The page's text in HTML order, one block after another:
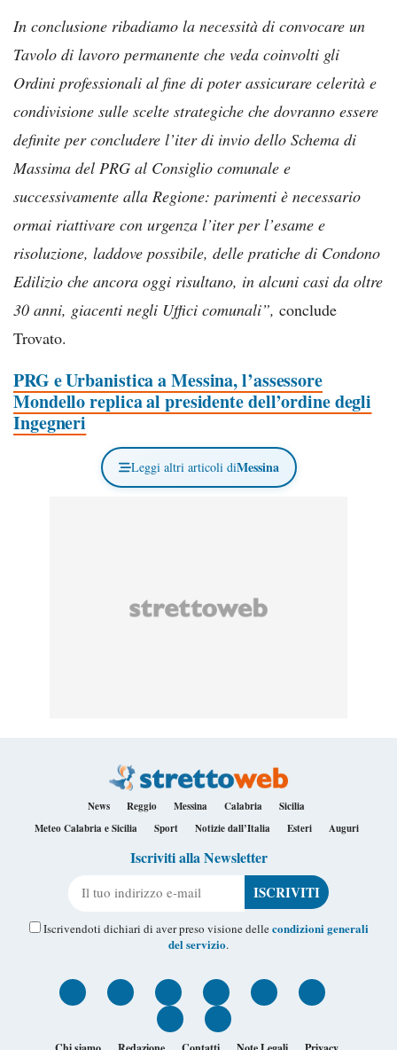
In conclusione ribadiamo la necessità di convocare un
Tavolo di lavoro permanente che veda coinvolti gli
Ordini professionali al fine di poter assicurare celerità e
condivisione sulle scelte strategiche che dovranno essere
definite per concludere l’iter di invio dello Schema di
Massima del PRG al Consiglio comunale e
successivamente alla Regione: parimenti è necessario
ormai riattivare con urgenza l’iter per l’esame e
risoluzione, laddove possibile, delle pratiche di Condono
Edilizio che ancora oggi risultano, in alcuni casi da oltre
30 anni, giacenti negli Uffici comunali”, conclude
Trovato.
PRG e Urbanistica a Messina, l’assessore
Mondello replica al presidente dell’ordine degli
Ingegneri
Leggi altri articoli diMessina
News Reggio Messina Calabria
Sicilia
Meteo Calabria e Sicilia
Sport Notizie dall’Italia Esteri Auguri
Iscriviti alla Newsletter
Iscrivendoti dichiari di aver preso visione dellecondizioni generali
del servizio.